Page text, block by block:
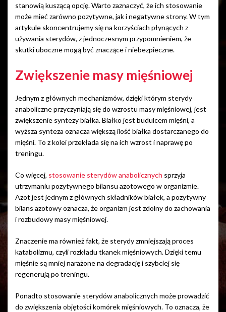
stanowią kuszącą opcję. Warto zaznaczyć, że ich stosowanie
może mieć zarówno pozytywne, jak i negatywne strony. W tym
artykule skoncentrujemy się na korzyściach płynących z
używania sterydów, z jednoczesnym przypomnieniem, że
skutki uboczne mogą być znaczące i niebezpieczne.
Zwiększenie masy mięśniowej
Jednym z głównych mechanizmów, dzięki którym sterydy
anaboliczne przyczyniają się do wzrostu masy mięśniowej, jest
zwiększenie syntezy białka. Białko jest budulcem mięśni, a
wyższa synteza oznacza większą ilość białka dostarczanego do
mięśni. To z kolei przekłada się na ich wzrost i naprawę po
treningu.
Co więcej, stosowanie sterydów anabolicznych sprzyja
utrzymaniu pozytywnego bilansu azotowego w organizmie.
Azot jest jednym z głównych składników białek, a pozytywny
bilans azotowy oznacza, że organizm jest zdolny do zachowania
i rozbudowy masy mięśniowej.
Znaczenie ma również fakt, że sterydy zmniejszają proces
katabolizmu, czyli rozkładu tkanek mięśniowych. Dzięki temu
mięśnie są mniej narażone na degradację i szybciej się
regenerują po treningu.
Ponadto stosowanie sterydów anabolicznych może prowadzić
do zwiększenia objętości komórek mięśniowych. To oznacza, że